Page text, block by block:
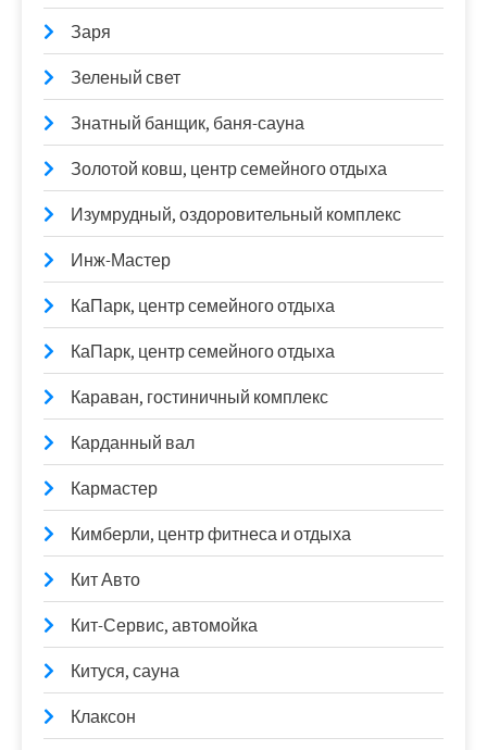
Заря
Зеленый свет
Знатный банщик, баня-сауна
Золотой ковш, центр семейного отдыха
Изумрудный, оздоровительный комплекс
Инж-Мастер
КаПарк, центр семейного отдыха
КаПарк, центр семейного отдыха
Караван, гостиничный комплекс
Карданный вал
Кармастер
Кимберли, центр фитнеса и отдыха
Кит Авто
Кит-Сервис, автомойка
Китуся, сауна
Клаксон